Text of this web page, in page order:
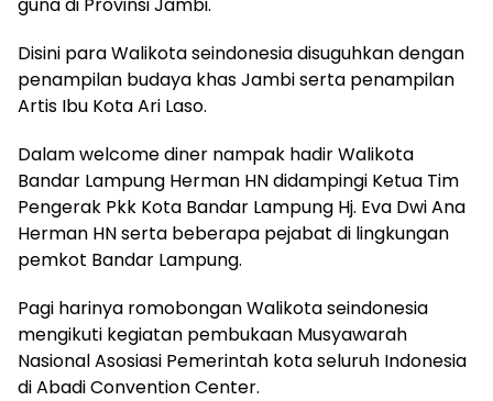
Disini para Walikota seindonesia disuguhkan dengan
penampilan budaya khas Jambi serta penampilan
Artis Ibu Kota Ari Laso.
Dalam welcome diner nampak hadir Walikota
Bandar Lampung Herman HN didampingi Ketua Tim
Pengerak Pkk Kota Bandar Lampung Hj. Eva Dwi Ana
Herman HN serta beberapa pejabat di lingkungan
pemkot Bandar Lampung.
Pagi harinya romobongan Walikota seindonesia
mengikuti kegiatan pembukaan Musyawarah
Nasional Asosiasi Pemerintah kota seluruh Indonesia
di Abadi Convention Center.